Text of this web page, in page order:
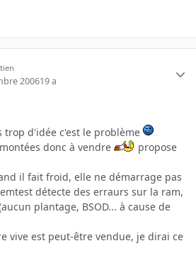
200619 a
trop d'idée c'est le problème
donc à vendre
propose
il fait froid, elle ne démarrage pas
détecte des erraurs sur la ram,
plantage, BSOD... à cause de
vive est peut-être vendue, je dirai ce